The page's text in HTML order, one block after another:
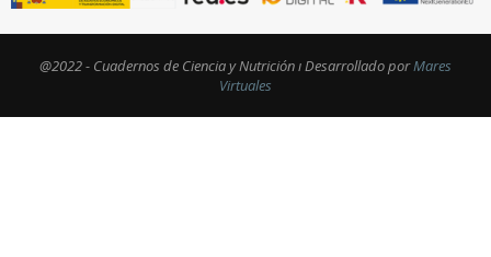
@2022 - Cuadernos de Ciencia y Nutrición ı Desarrollado porMares
Virtuales